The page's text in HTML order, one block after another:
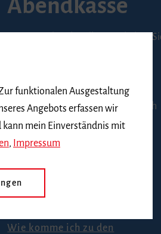
Abendkasse
Karten an der Abendkasse erhalten
An der Abendkasse ist ausschließlich
Barzahlung möglich.
Anfahrt
Wie komme ich zu den
funktionalen Ausgestaltung
Angebots erfassen wir
kann mein Einverständnis mit
, Impressum